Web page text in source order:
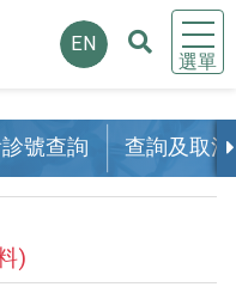
選單
EN
號查詢 查詢及取消
)